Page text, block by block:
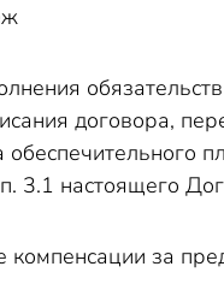
договора,
3.1 настоящего
за